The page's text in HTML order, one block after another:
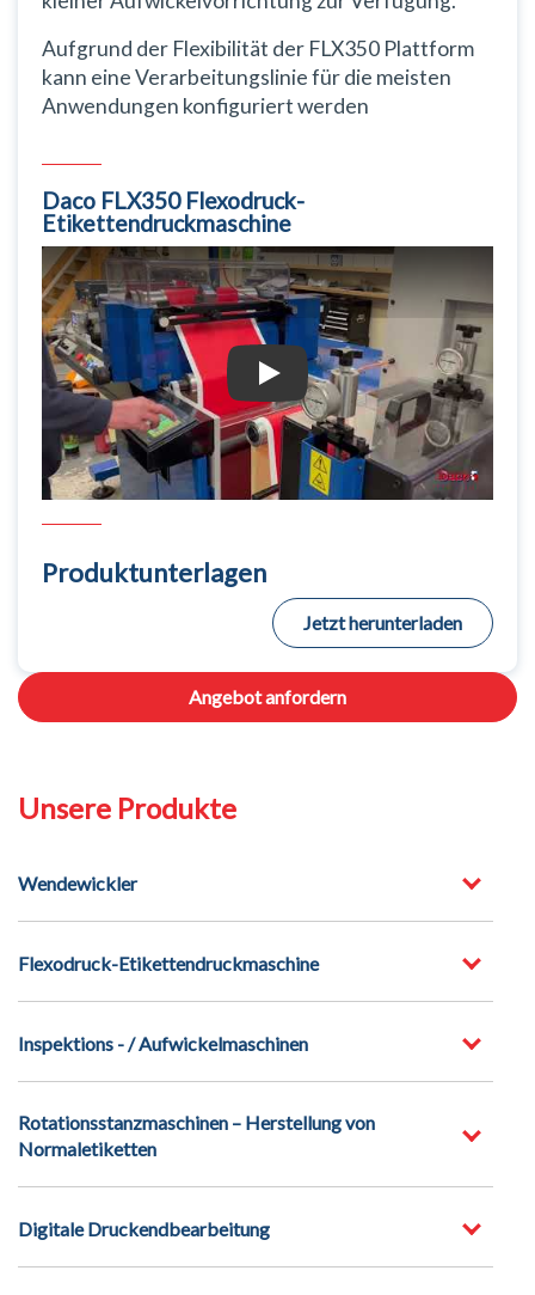
Aufgrund der Flexibilität der FLX350 Plattform
kann eine Verarbeitungslinie für die meisten
Anwendungen konfiguriert werden
Daco FLX350 Flexodruck-
Etikettendruckmaschine
Daco FLX350 Flexodruck-
Produktunterlagen
Jetzt herunterladen
Angebot anfordern
Unsere Produkte
Wendewickler
Flexodruck-Etikettendruckmaschine
Inspektions - / Aufwickelmaschinen
Rotationsstanzmaschinen – Herstellung von
Normaletiketten
Digitale Druckendbearbeitung